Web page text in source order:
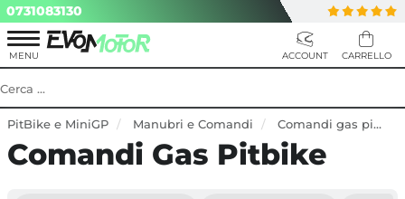
0731083130
PitBike e MiniGP Manubri e Comandi Comandi gas pitbike
Comandi Gas Pitbike